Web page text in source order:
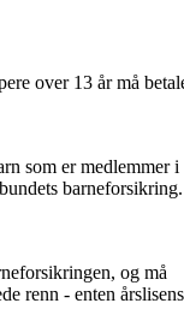
over 13 år må
som er medlemmer i
barneforsikring.
og må
renn - enten årslisens